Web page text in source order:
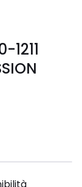
1211